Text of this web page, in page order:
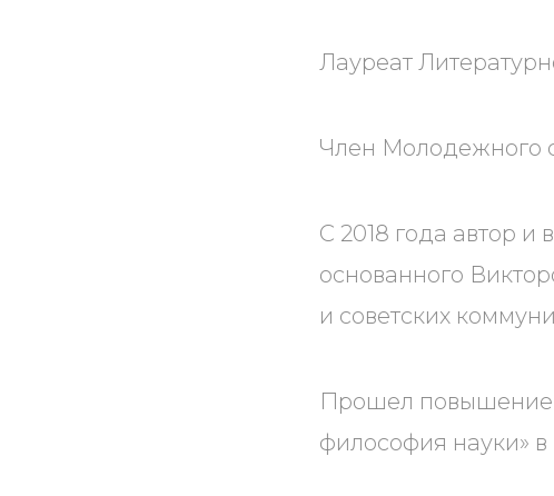
Лауреат
Член Молодежного
С 2018 года автор и
основанного
и советских
Прошел повышение
философия науки»